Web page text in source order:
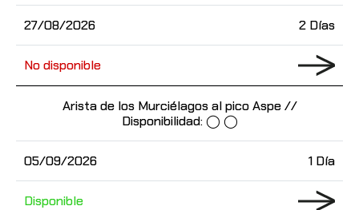
27/08/2026 2 Días
No disponible
05/09/2026
Arista de los Murciélagos al pico Aspe //
Disponibilidad: ◯ ◯
1 Día
Disponible